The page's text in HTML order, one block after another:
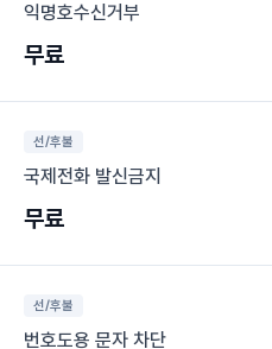
익명호수신거부
무료
선/후불
국제전화 발신금지
무료
선/후불
번호도용 문자 차단